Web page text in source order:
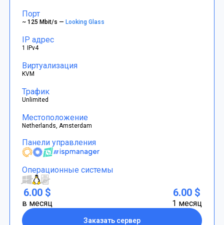
Порт
~ 125 Mbit/s —Looking Glass
IP адрес
1 IPv4
Виртуализация
KVM
Трафик
Unlimited
Местоположение
Netherlands, Amsterdam
Панели управления
Операционные системы
6.00 $
в месяц
Заказать сервер
6.00 $
1 месяц